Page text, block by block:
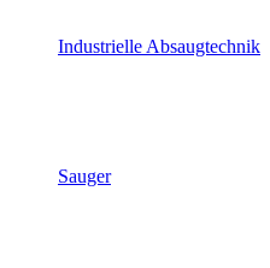
Industrielle Absaugtechnik
Sauger